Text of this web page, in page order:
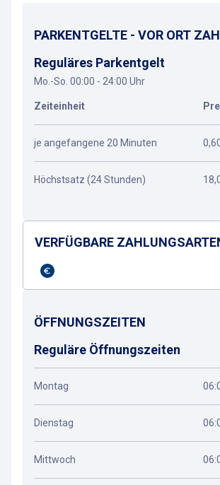
PARKENTGELTE - VOR ORT
Reguläres Parkentgelt
Mo.-So. 00:00 - 24:00 Uhr
Zeiteinheit
je angefangene 20 Minuten
Höchstsatz (24 Stunden)
VERFÜGBARE
ÖFFNUNGSZEITEN
Reguläre Öffnungszeiten
Montag
Dienstag
Mittwoch